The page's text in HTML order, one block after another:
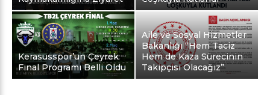
Kerasusspor’un Çeyrek
Final Programı Belli Oldu
Aile ve Sosyal Hizmetler
Bakanlığı “Hem Taciz
Hem de Kaza Sürecinin
Takipçisi Olacağız”